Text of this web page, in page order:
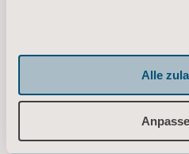
Alle
Sling selection
Clinical Focus
Typ: Klinische
und/oder